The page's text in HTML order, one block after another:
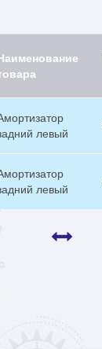
левый
левый